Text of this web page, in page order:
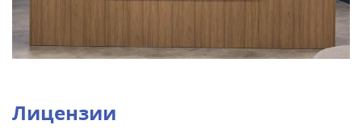
Лицензии